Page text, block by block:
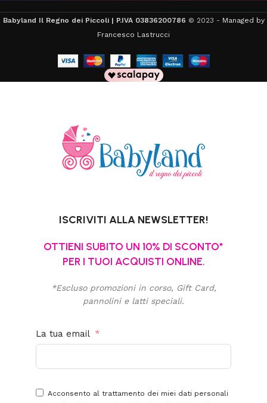
Babyland Il Regno dei Piccoli | P.IVA 03836200786 © 2023 - Managed by
Francesco Lastrucci
ISCRIVITI ALLA NEWSLETTER!
OTTIENI SUBITO UN 10% DI SCONTO*
PER I TUOI ACQUISTI ONLINE.
*Escluso promozioni in corso, Gift Card,
pannolini e latti speciali.
La tua email
Acconsento al trattamento dei miei dati personali